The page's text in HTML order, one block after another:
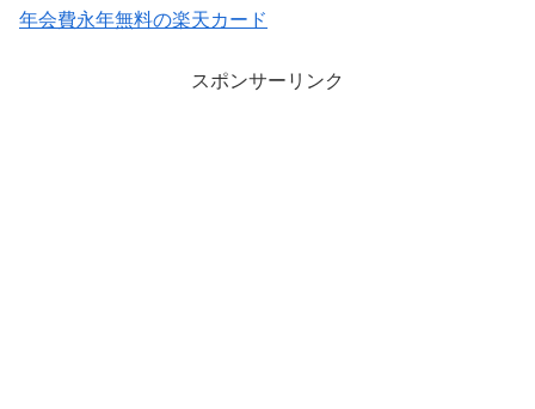
年会費永年無料の楽天カード
スポンサーリンク